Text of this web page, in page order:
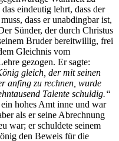
eindeutig lehrt, dass der
dass er unabdingbar ist,
Sünder, der durch Christus
Bruder bereitwillig, frei
Gleichnis vom
gezogen. Er sagte:
gleich, der mit seinen
anfing zu rechnen, wurde
Talente schuldig.“
hohes Amt inne und war
als er seine Abrechnung
war; er schuldete seinem
den Beweis für die